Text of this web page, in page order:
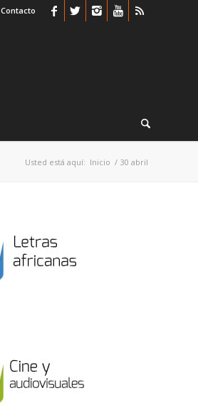
Contacto
Usted está aquí: Inicio / 30 abril